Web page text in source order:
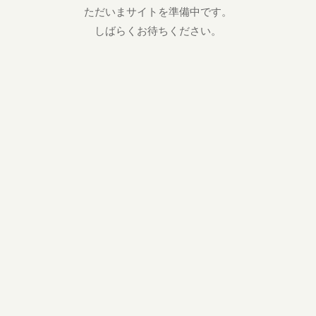
ただいまサイトを準備中です。
しばらくお待ちください。